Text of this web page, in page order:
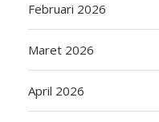
Februari 2026
Maret 2026
April 2026